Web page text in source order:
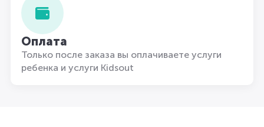
Оплата
Только после заказа вы оплачиваете услуги
ребенка и услуги Kidsout